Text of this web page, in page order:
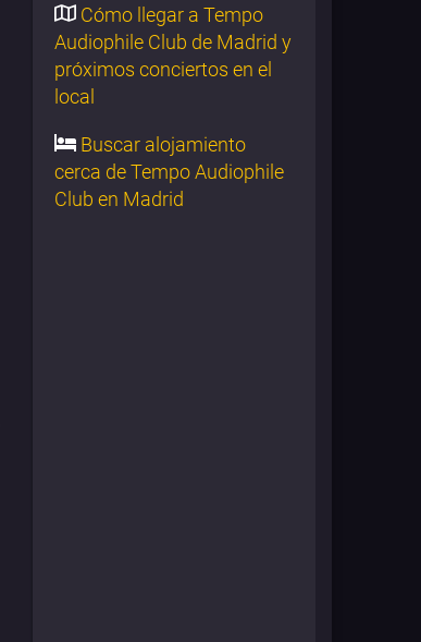
Cómo llegar a Tempo
Audiophile Club de Madrid y
próximos conciertos en el
local
Buscar alojamiento
cerca de Tempo Audiophile
Club en Madrid